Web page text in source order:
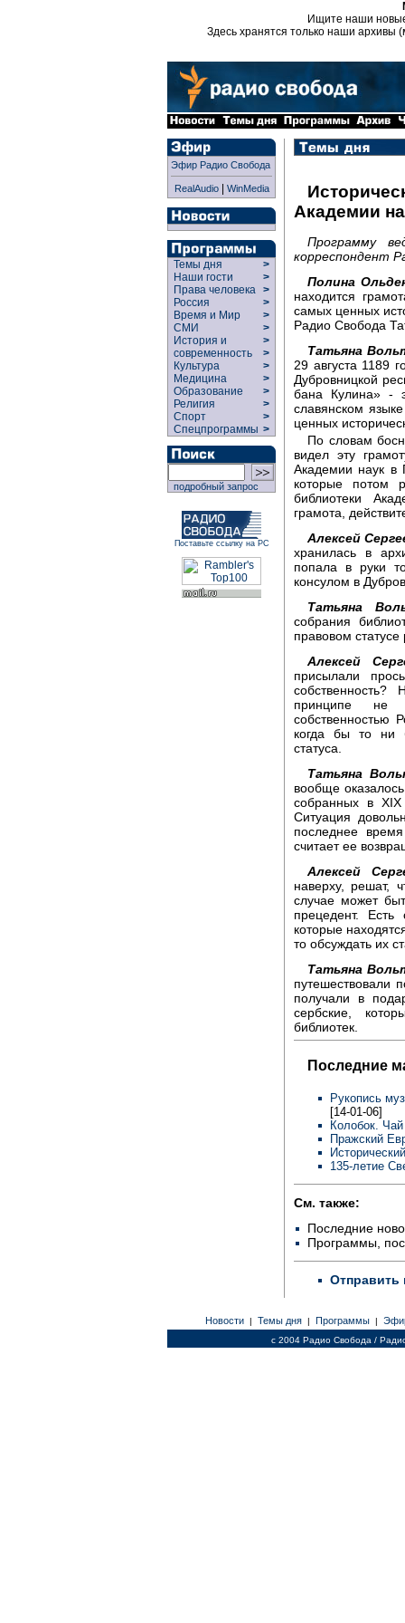
Ищите наши
Здесь хранятся только наши архивы
Эфир Радио Свобода
RealAudio| WinMedia
Темы дня
>
Наши гости
>
Права человека >
Россия
>
Время и Мир
>
СМИ
>
История и
современность
>
>
Культура
>
Медицина
>
Образование
>
Религия
>
Спорт
>
Спецпрограммы >
подробный запрос
Поставьте ссылку на РС
Академии
Программу
корреспондент
Полина
находится
самых ценных
Радио Свобода
Татьяна
29 августа 1189
Дубровницкой
бана Кулина» -
славянском
ценных
По словам
видел эту
Академии наук в
которые потом
библиотеки
грамота,
Алексей
хранилась в
попала в руки
консулом в
Татьяна
собрания
правовом статусе
Алексей
присылали
принципе не
собственностью
когда бы то ни
статуса.
Татьяна
вообще
собранных в XIX
Ситуация
последнее
считает ее
Алексей
наверху, решат,
случае может
прецедент.
которые
то обсуждать их
Татьяна
путешествовали
получали в
сербские,
библиотек.
Последние
Рукопись
[14-01-06]
Колобок.
Пражский
135-летие
См. также:
Последние
Программы,
Отправить
Новости | Темы дня | Программы |
c 2004 Радио Свобода /